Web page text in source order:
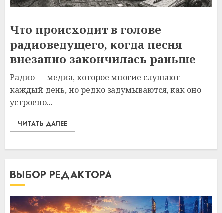
Что происходит в голове
радиоведущего, когда песня
внезапно закончилась раньше
Радио — медиа, которое многие слушают
каждый день, но редко задумываются, как оно
устроено...
ЧИТАТЬ ДАЛЕЕ
ВЫБОР РЕДАКТОРА